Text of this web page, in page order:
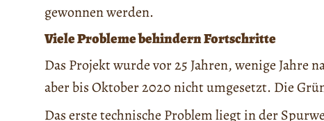
gewonnen werden.
Viele Probleme behindern Fortschritte
Das Projekt wurde vor 25 Jahren, wenige Jahre
aber bis Oktober 2020 nicht umgesetzt. Die
Das erste technische Problem liegt in der